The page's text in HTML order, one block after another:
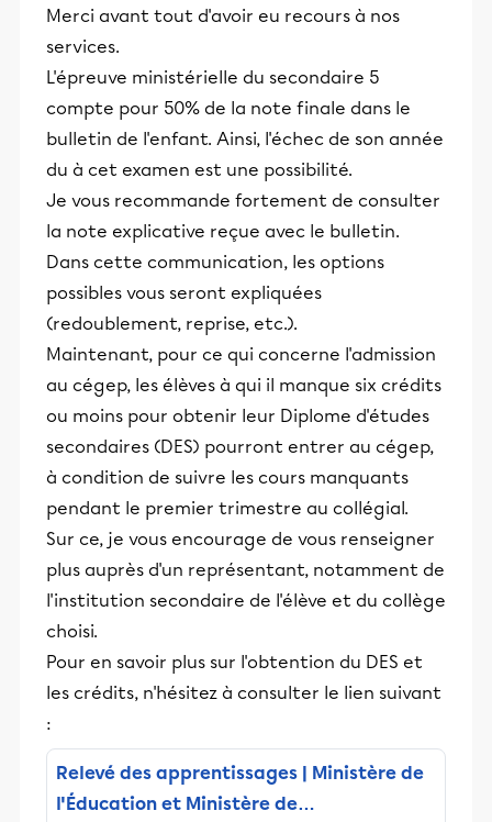
Merci avant tout d'avoir eu recours à nos
services.
L'épreuve ministérielle du secondaire 5
compte pour 50% de la note finale dans le
bulletin de l'enfant. Ainsi, l'échec de son année
du à cet examen est une possibilité.
Je vous recommande fortement de consulter
la note explicative reçue avec le bulletin.
Dans cette communication, les options
possibles vous seront expliquées
(redoublement, reprise, etc.).
Maintenant, pour ce qui concerne l'admission
au cégep, les élèves à qui il manque six crédits
ou moins pour obtenir leur Diplome d'études
secondaires (DES) pourront entrer au cégep,
à condition de suivre les cours manquants
pendant le premier trimestre au collégial.
Sur ce, je vous encourage de vous renseigner
plus auprès d'un représentant, notamment de
l'institution secondaire de l'élève et du collège
choisi.
Pour en savoir plus sur l'obtention du DES et
les crédits, n'hésitez à consulter le lien suivant
:
Relevé des apprentissages | Ministère de
l'Éducation et Ministère de